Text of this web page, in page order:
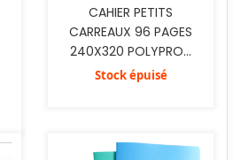
CAHIER PETITS
CARREAUX 96 PAGES
240X320 POLYPRO...
Stock épuisé